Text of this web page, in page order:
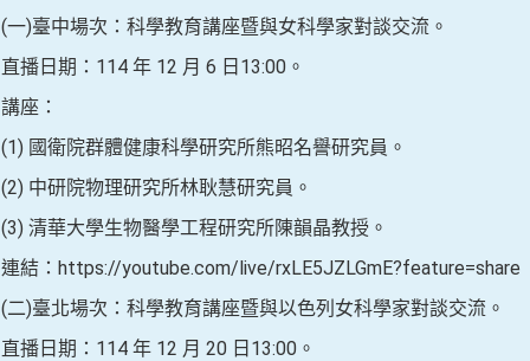
(一)臺中場次：科學教育講座暨與女科學家對談交流。
直播日期：114 年 12 月 6 日13:00。
講座：
(1) 國衛院群體健康科學研究所熊昭名譽研究員。
(2) 中研院物理研究所林耿慧研究員。
(3) 清華大學生物醫學工程研究所陳韻晶教授。
連結：https://youtube.com/live/rxLE5JZLGmE?feature=share
(二)臺北場次：科學教育講座暨與以色列女科學家對談交流。
直播日期：114 年 12 月 20 日13:00。